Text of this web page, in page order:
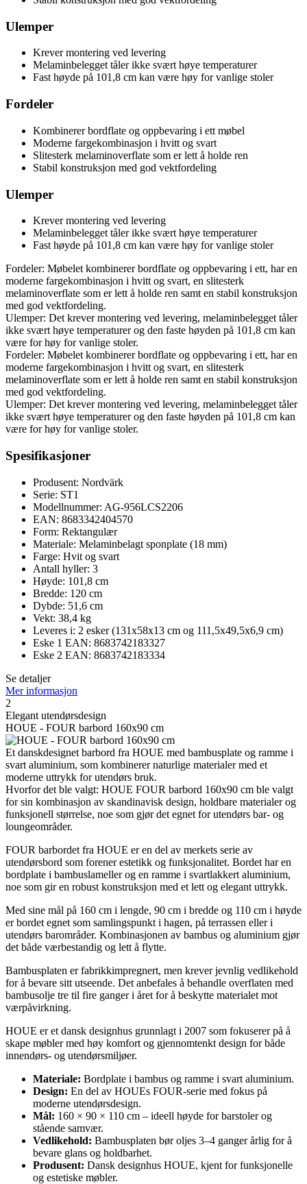
Ulemper
Krever montering ved levering
Melaminbelegget tåler ikke svært høye temperaturer
Fast høyde på 101,8 cm kan være høy for vanlige stoler
Fordeler
Kombinerer bordflate og oppbevaring i ett møbel
Moderne fargekombinasjon i hvitt og svart
Slitesterk melaminoverflate som er lett å holde ren
Stabil konstruksjon med god vektfordeling
Ulemper
Krever montering ved levering
Melaminbelegget tåler ikke svært høye temperaturer
Fast høyde på 101,8 cm kan være høy for vanlige stoler
Fordeler: Møbelet kombinerer bordflate og oppbevaring i ett, har en
moderne fargekombinasjon i hvitt og svart, en slitesterk
melaminoverflate som er lett å holde ren samt en stabil konstruksjon
med god vektfordeling.
Ulemper: Det krever montering ved levering, melaminbelegget tåler
ikke svært høye temperaturer og den faste høyden på 101,8 cm kan
være for høy for vanlige stoler.
Fordeler: Møbelet kombinerer bordflate og oppbevaring i ett, har en
moderne fargekombinasjon i hvitt og svart, en slitesterk
melaminoverflate som er lett å holde ren samt en stabil konstruksjon
med god vektfordeling.
Ulemper: Det krever montering ved levering, melaminbelegget tåler
ikke svært høye temperaturer og den faste høyden på 101,8 cm kan
være for høy for vanlige stoler.
Spesifikasjoner
Produsent: Nordvärk
Serie: ST1
Modellnummer: AG-956LCS2206
EAN: 8683342404570
Form: Rektangulær
Materiale: Melaminbelagt sponplate (18 mm)
Farge: Hvit og svart
Antall hyller: 3
Høyde: 101,8 cm
Bredde: 120 cm
Dybde: 51,6 cm
Vekt: 38,4 kg
Leveres i: 2 esker (131x58x13 cm og 111,5x49,5x6,9 cm)
Eske 1 EAN: 8683742183327
Eske 2 EAN: 8683742183334
Se detaljer
Mer informasjon
2
Elegant utendørsdesign
HOUE - FOUR barbord 160x90 cm
Et danskdesignet barbord fra HOUE med bambusplate og ramme i
svart aluminium, som kombinerer naturlige materialer med et
moderne uttrykk for utendørs bruk.
Hvorfor det ble valgt: HOUE FOUR barbord 160x90 cm ble valgt
for sin kombinasjon av skandinavisk design, holdbare materialer og
funksjonell størrelse, noe som gjør det egnet for utendørs bar- og
loungeområder.
FOUR barbordet fra HOUE er en del av merkets serie av
utendørsbord som forener estetikk og funksjonalitet. Bordet har en
bordplate i bambuslameller og en ramme i svartlakkert aluminium,
noe som gir en robust konstruksjon med et lett og elegant uttrykk.
Med sine mål på 160 cm i lengde, 90 cm i bredde og 110 cm i høyde
er bordet egnet som samlingspunkt i hagen, på terrassen eller i
utendørs barområder. Kombinasjonen av bambus og aluminium gjør
det både værbestandig og lett å flytte.
Bambusplaten er fabrikkimpregnert, men krever jevnlig vedlikehold
for å bevare sitt utseende. Det anbefales å behandle overflaten med
bambusolje tre til fire ganger i året for å beskytte materialet mot
værpåvirkning.
HOUE er et dansk designhus grunnlagt i 2007 som fokuserer på å
skape møbler med høy komfort og gjennomtenkt design for både
innendørs- og utendørsmiljøer.
Materiale: Bordplate i bambus og ramme i svart aluminium.
Design: En del av HOUEs FOUR-serie med fokus på
moderne utendørsdesign.
Mål: 160 × 90 × 110 cm – ideell høyde for barstoler og
stående samvær.
Vedlikehold: Bambusplaten bør oljes 3–4 ganger årlig for å
bevare glans og holdbarhet.
Produsent: Dansk designhus HOUE, kjent for funksjonelle
og estetiske møbler.